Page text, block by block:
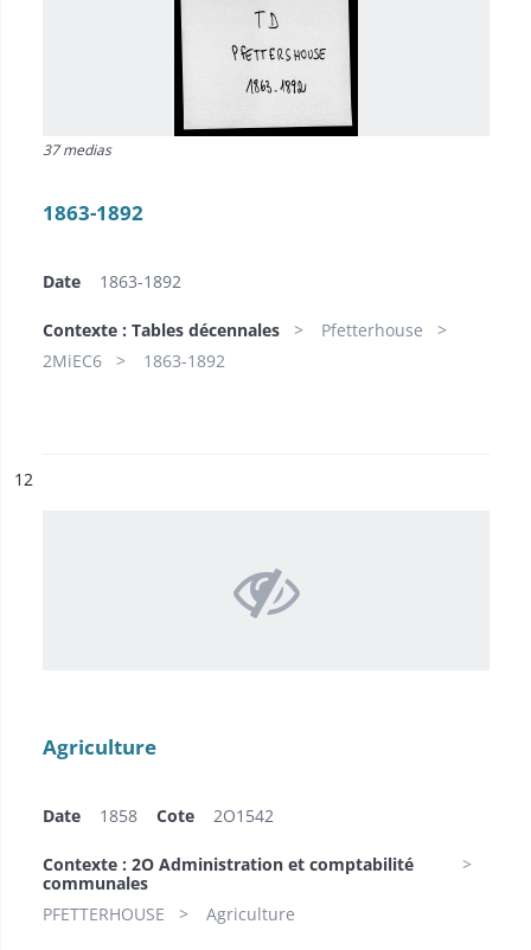
37 medias
1863-1892
Date 1863-1892
Contexte : Tables décennales
Pfetterhouse
2MiEC6
1863-1892
n°
12
Agriculture
Date 1858 Cote 2O1542
Contexte : 2O Administration et comptabilité
communales
PFETTERHOUSE
Agriculture